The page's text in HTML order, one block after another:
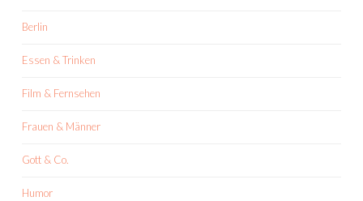
Berlin
Essen & Trinken
Film & Fernsehen
Frauen & Männer
Gott & Co.
Humor